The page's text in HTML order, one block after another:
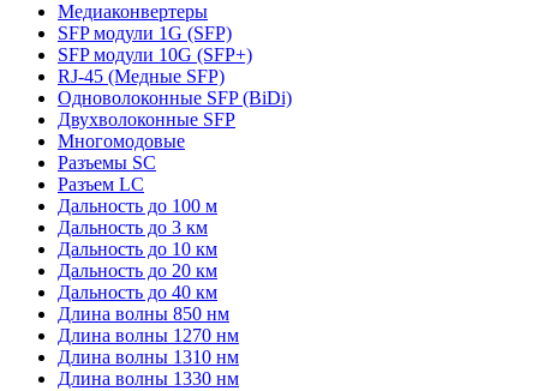
Медиаконвертеры
SFP модули 1G (SFP)
SFP модули 10G (SFP+)
RJ-45 (Медные SFP)
Одноволоконные SFP (BiDi)
Двухволоконные SFP
Многомодовые
Разъемы SC
Разъем LC
Дальность до 100 м
Дальность до 3 км
Дальность до 10 км
Дальность до 20 км
Дальность до 40 км
Длина волны 850 нм
Длина волны 1270 нм
Длина волны 1310 нм
Длина волны 1330 нм